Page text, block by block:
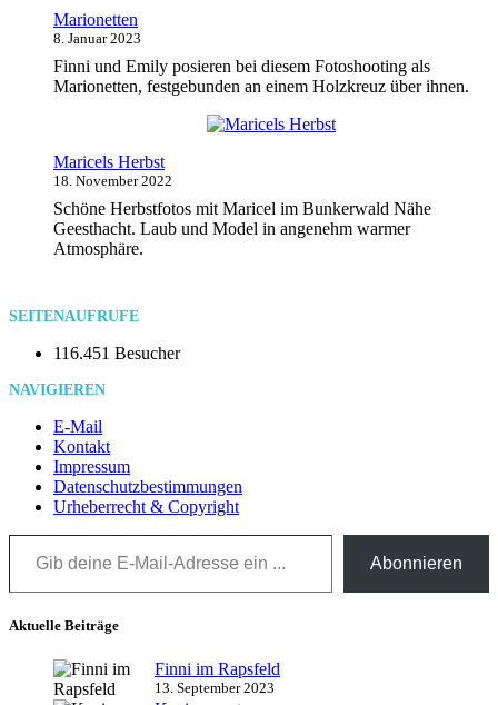
Marionetten
8. Januar 2023
Finni und Emily posieren bei diesem Fotoshooting als
Marionetten, festgebunden an einem Holzkreuz über ihnen.
Maricels Herbst
18. November 2022
Schöne Herbstfotos mit Maricel im Bunkerwald Nähe
Geesthacht. Laub und Model in angenehm warmer
Atmosphäre.
SEITENAUFRUFE
116.451 Besucher
NAVIGIEREN
E-Mail
Kontakt
Impressum
Datenschutzbestimmungen
Urheberrecht & Copyright
Gib deine E-Mail-Adresse ein ...
Abonnieren
Aktuelle Beiträge
Finni im Rapsfeld
13. September 2023